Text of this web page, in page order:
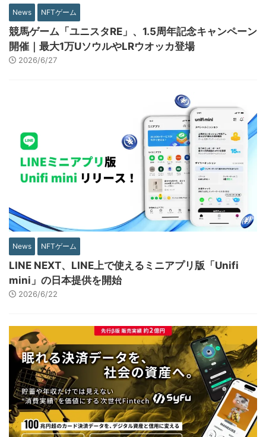
News NFTゲーム
競馬ゲーム「ユニスタRE」、1.5周年記念キャンペーン
開催｜最大1万UソウルやLRウオッカ登場
2026/6/27
News NFTゲーム
LINE NEXT、LINE上で使えるミニアプリ版「Unifi
mini」の日本提供を開始
2026/6/22